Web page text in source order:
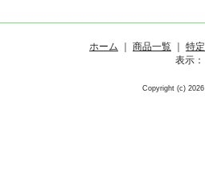
ホーム ｜ 商品一覧 ｜
特
表示：
Copyright (c)